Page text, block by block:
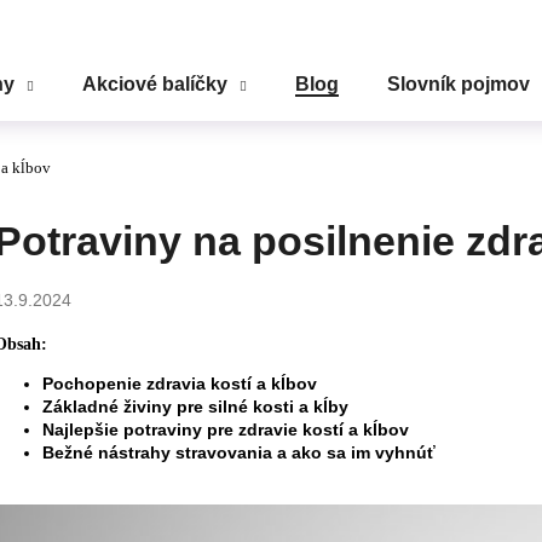
Akciové balíčky Blog Slovník pojmov
kĺbov
na posilnenie
Pochopenie zdravia kostí a kĺbov
Základné živiny pre silné kosti a kĺby
Najlepšie potraviny pre zdravie kostí a kĺbov
Bežné nástrahy stravovania a ako sa im vyhnúť
Čo potrebujete nájsť?
HĽADAŤ